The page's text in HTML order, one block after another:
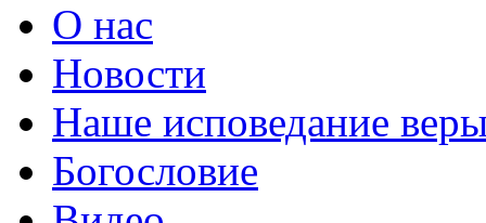
О нас
Новости
Наше исповедание
Богословие